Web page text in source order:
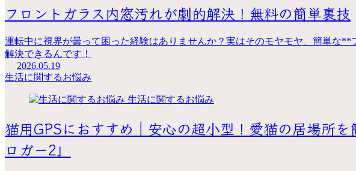
フロントガラス内窓汚れが劇的解決！無料の簡単裏技
運転中に視界が曇って困った経験はありませんか？実はそのモヤモヤ、簡単な**
解決できるんです！
2026.05.19
生活に関するお悩み
生活に関するお悩み
猫用GPSにおすすめ｜安心の超小型！愛猫の居場所
ロガー2」